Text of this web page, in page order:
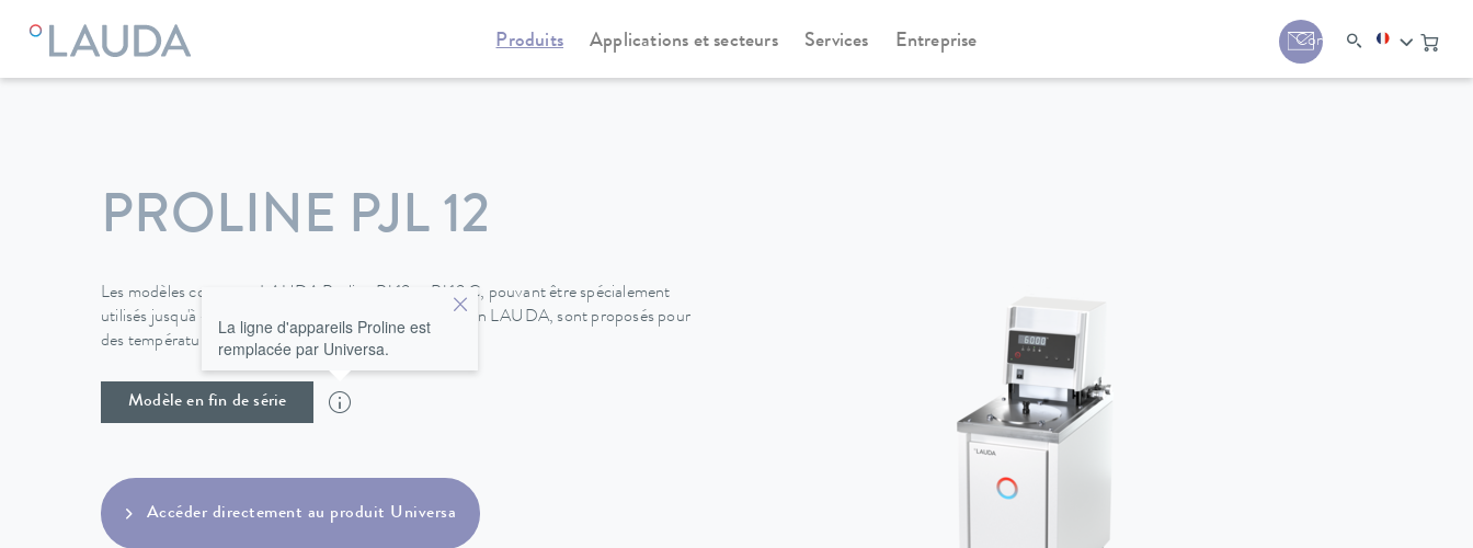
Produits Applications et secteurs Services Entreprise Contact
LAUDA Appareils de thermorégulation Universa Universa
PROLINE PJL 12
Les modèles compacts LAUDA Proline PJ 12 et PJ 12 C, pouvant être spécialement
utilisés jusqu'à -40 °C avec un refroidisseur à circulation LAUDA, sont proposés pour
des températures maximales de 300 ºC.
Modèle en fin de série
La ligne d'appareils Proline est
remplacée par Universa.
Accéder directement au produit Universa